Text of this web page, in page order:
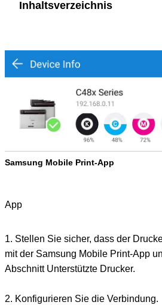
Inhaltsverzeichnis
Samsung Mobile Print-App
App
1. Stellen Sie sicher, dass der
mit der Samsung Mobile Print-App
Abschnitt Unterstützte Drucker.
2. Konfigurieren Sie die Verbindung.